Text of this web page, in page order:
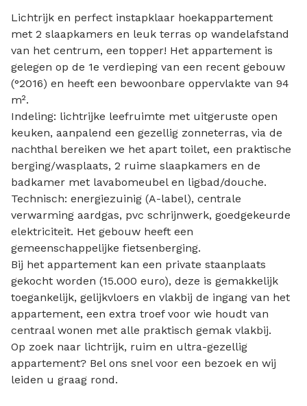
Lichtrijk en perfect instapklaar hoekappartement
met 2 slaapkamers en leuk terras op wandelafstand
van het centrum, een topper! Het appartement is
gelegen op de 1e verdieping van een recent gebouw
(°2016) en heeft een bewoonbare oppervlakte van 94
m².
Indeling: lichtrijke leefruimte met uitgeruste open
keuken, aanpalend een gezellig zonneterras, via de
nachthal bereiken we het apart toilet, een praktische
berging/wasplaats, 2 ruime slaapkamers en de
badkamer met lavabomeubel en ligbad/douche.
Technisch: energiezuinig (A-label), centrale
verwarming aardgas, pvc schrijnwerk, goedgekeurde
elektriciteit. Het gebouw heeft een
gemeenschappelijke fietsenberging.
Bij het appartement kan een private staanplaats
gekocht worden (15.000 euro), deze is gemakkelijk
toegankelijk, gelijkvloers en vlakbij de ingang van het
appartement, een extra troef voor wie houdt van
centraal wonen met alle praktisch gemak vlakbij.
Op zoek naar lichtrijk, ruim en ultra-gezellig
appartement? Bel ons snel voor een bezoek en wij
leiden u graag rond.